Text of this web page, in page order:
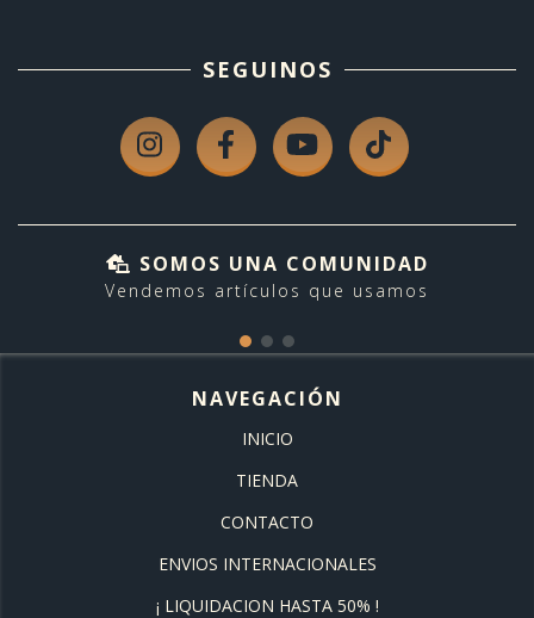
SEGUINOS
SOMOS UNA COMUNIDAD
Vendemos artículos que usamos
NAVEGACIÓN
INICIO
TIENDA
CONTACTO
ENVIOS INTERNACIONALES
¡ LIQUIDACION HASTA 50% !